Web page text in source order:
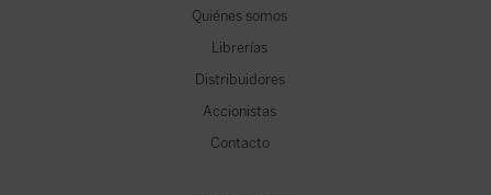
Quiénes somos
Librerías
Distribuidores
Accionistas
Contacto